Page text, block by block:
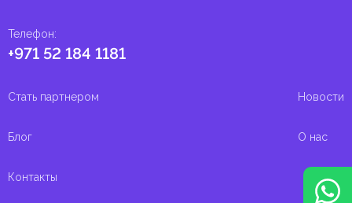
Телефон:
+971 52 184 1181
Стать партнером Новости
Блог О нас
Контакты